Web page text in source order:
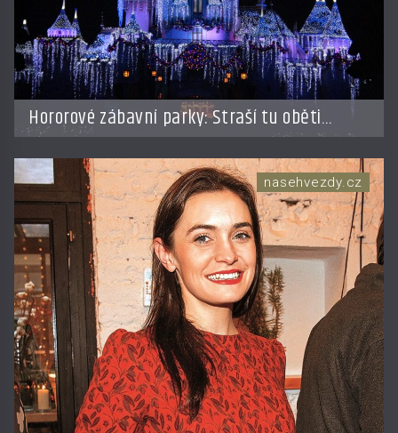
Hororové zábavní parky: Straší tu oběti
nehod?
nasehvezdy.cz